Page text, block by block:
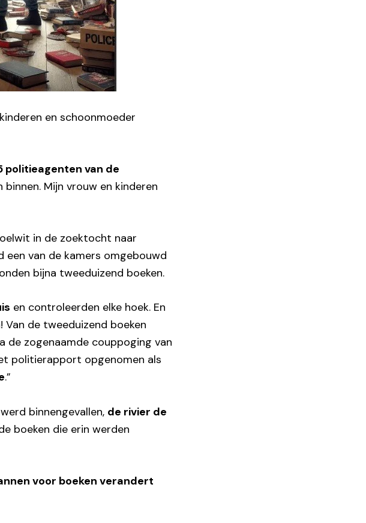
en schoonmoeder
politieagenten van de
Mijn vrouw en kinderen
in de zoektocht naar
een van de kamers omgebouwd
bijna tweeduizend boeken.
en controleerden elke hoek. En
de tweeduizend boeken
de zogenaamde couppoging van
politierapport opgenomen als
.”
binnengevallen, de rivier de
boeken die erin werden
voor boeken verandert